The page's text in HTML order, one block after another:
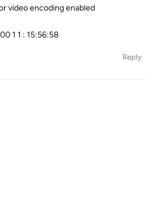
video encoding enabled
1 1 : 15:56:58
Reply